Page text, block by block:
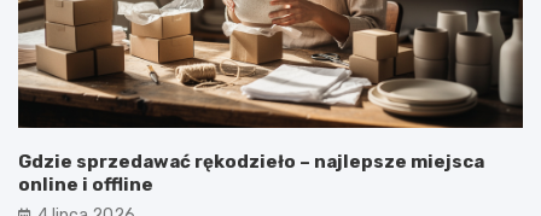
Gdzie sprzedawać rękodzieło – najlepsze miejsca
online i offline